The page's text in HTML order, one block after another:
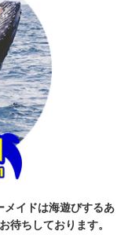
メイドは海遊びするあ
待ちしております。